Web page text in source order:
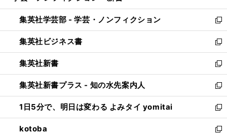
開
く
ウ
で
開
く
ン
ド
ウ
で
開
く
ウ
ィ
ン
ド
ウ
で
開
く
集英社学芸部 - 学芸・ノンフィクション
新
し
い
ウ
ィ
ン
ド
ウ
で
開
く
集英社ビジネス書
新
し
い
ウ
ィ
ン
ド
ウ
で
集英社新書
新
し
い
ウ
ィ
ン
ド
集英社新書プラス - 知の水先案内人
新
し
い
ウ
ィ
1日5分で、明日は変わる よみタイ yomitai
新
し
い
kotoba
新